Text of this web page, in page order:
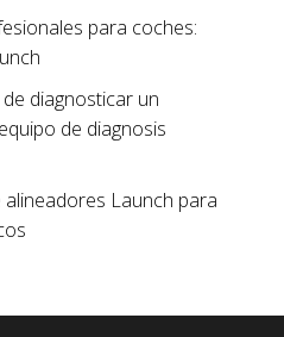
para coches:
diagnosticar un
de diagnosis
alineadores Launch para